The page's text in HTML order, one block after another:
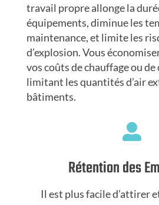
travail propre allonge la
équipements, diminue les
maintenance, et limite les
d’explosion. Vous
vos coûts de chauffage ou
limitant les quantités d’air
bâtiments.

Rétention des
Il est plus facile d’attirer